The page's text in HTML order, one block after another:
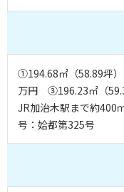
①194.68㎡（58.89坪
万円 ③196.23㎡（
JR加治木駅まで約400
号：姶都第325号